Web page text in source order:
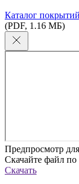
Каталог
(PDF, 1.16 МБ)
Предпросмотр
Скачайте файл
Скачать